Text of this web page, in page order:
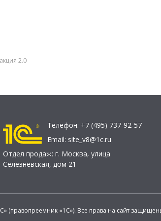
2.0
Телефон: +7 (495) 737-92-57
Email: site_v8@1c.ru
Отдел продаж: г. Москва, улица
Селезнёвская, дом 21
(правопреемник «1С»). Все права на сайт